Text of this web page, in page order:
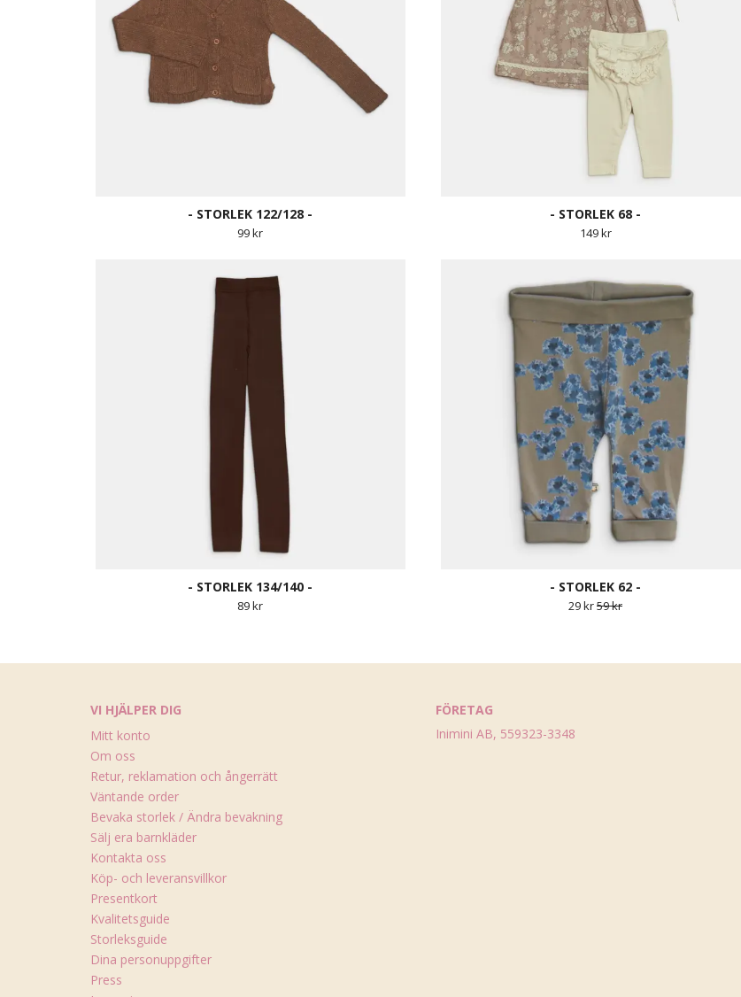
- STORLEK 122/128 -
99 kr
- STORLEK 68 -
149 kr
- STORLEK 134/140 -
89 kr
- STORLEK 62 -
29 kr59 kr
VI HJÄLPER DIG
Mitt konto
Om oss
Retur, reklamation och ångerrätt
Väntande order
Bevaka storlek / Ändra bevakning
Sälj era barnkläder
Kontakta oss
Köp- och leveransvillkor
Presentkort
Kvalitetsguide
Storleksguide
Dina personuppgifter
Press
FÖRETAG
Inimini AB, 559323-3348